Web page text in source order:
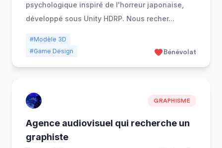
psychologique inspiré de l'horreur japonaise,
développé sous Unity HDRP. Nous recher...
#Modèle 3D
#Game Design
Bénévolat
GRAPHISME
Agence audiovisuel qui recherche un
graphiste